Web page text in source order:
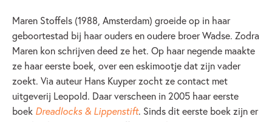
Maren Stoffels (1988, Amsterdam) groeide op in haar
geboortestad bij haar ouders en oudere broer Wadse. Zodra
Maren kon schrijven deed ze het. Op haar negende maakte
ze haar eerste boek, over een eskimootje dat zijn vader
zoekt. Via auteur Hans Kuyper zocht ze contact met
uitgeverij Leopold. Daar verscheen in 2005 haar eerste
boek Dreadlocks & Lippenstift. Sinds dit eerste boek zijn er